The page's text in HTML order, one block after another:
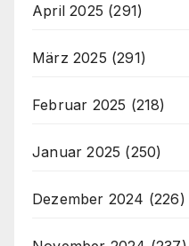
April 2025 (291)
März 2025 (291)
Februar 2025 (218)
Januar 2025 (250)
Dezember 2024 (226)